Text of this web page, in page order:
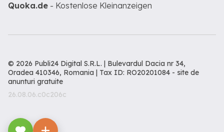
Quoka.de - Kostenlose Kleinanzeigen
© 2026 Publi24 Digital S.R.L. | Bulevardul Dacia nr 34,
Oradea 410346, Romania | Tax ID: RO20201084 - site de
anunturi gratuite
26.08.06.c0c206c